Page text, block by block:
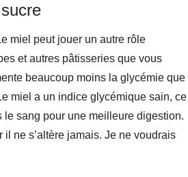
miel peut jouer un autre rôle
et autres pâtisseries que vous
beaucoup moins la glycémie que
miel a un indice glycémique sain, ce
sang pour une meilleure digestion.
ne s’altère jamais. Je ne voudrais